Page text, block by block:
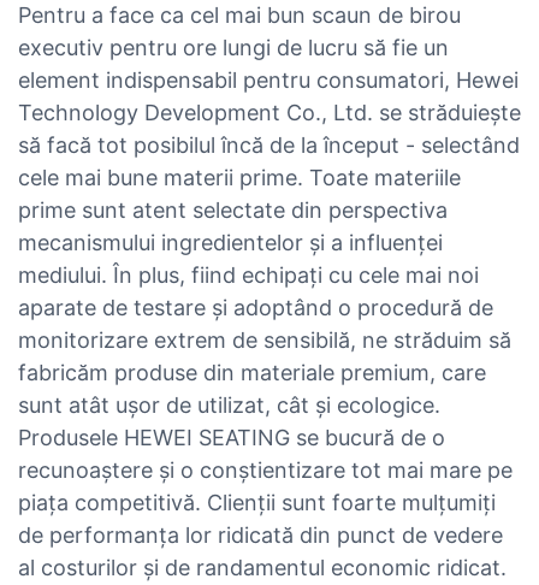
Pentru a face ca cel mai bun scaun de birou
executiv pentru ore lungi de lucru să fie un
element indispensabil pentru consumatori, Hewei
Technology Development Co., Ltd. se străduiește
să facă tot posibilul încă de la început - selectând
cele mai bune materii prime. Toate materiile
prime sunt atent selectate din perspectiva
mecanismului ingredientelor și a influenței
mediului. În plus, fiind echipați cu cele mai noi
aparate de testare și adoptând o procedură de
monitorizare extrem de sensibilă, ne străduim să
fabricăm produse din materiale premium, care
sunt atât ușor de utilizat, cât și ecologice.
Produsele HEWEI SEATING se bucură de o
recunoaștere și o conștientizare tot mai mare pe
piața competitivă. Clienții sunt foarte mulțumiți
de performanța lor ridicată din punct de vedere
al costurilor și de randamentul economic ridicat.